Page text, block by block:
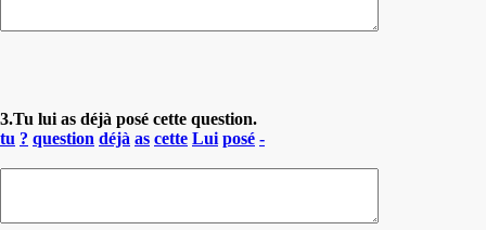
3.Tu lui as déjà posé cette question.
tu ? question déjà as cette Lui posé -